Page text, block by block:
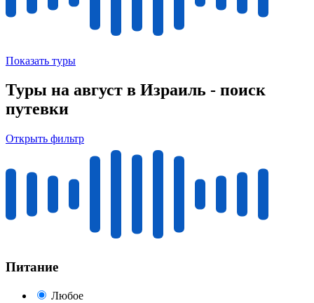
Показать туры
Туры на август в Израиль - поиск
путевки
Открыть фильтр
Питание
Любое